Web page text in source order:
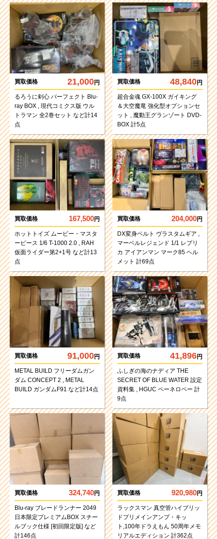
買取価格 21,000円
るろうに剣心 パーフェクト Blu-
ray BOX , 現代コミクス版 ウル
トラマン 全2巻セット など計14
点
買取価格 48,840円
超合金魂 GX-100X ガイキング
＆大空魔竜 強化型オプションセ
ット , 魔動王グランゾート DVD-
BOX 計5点
買取価格 167,500円
ホットトイズ ムービー・マスタ
ーピース 1/6 T-1000 2.0 , RAH
仮面ライダー第2+1号 など計13
点
買取価格 204,000円
DX変身ベルト ヴラスタムギア ,
マーベルレジェンド 1/1 レプリ
カ アイアンマン マーク85 ヘル
メット 計69点
買取価格 91,000円
METAL BUILD フリーダムガン
ダム CONCEPT 2 , METAL
BUILD ガンダムF91 など計14点
買取価格 41,896円
ふしぎの海のナディア THE
SECRET OF BLUE WATER 設定
資料集 , HGUC ペーネロペー 計
9点
買取価格 324,740円
Blu-ray ブレードランナー 2049
日本限定プレミアムBOX スチー
ルブック仕様 [初回限定版] など
計146点
買取価格 920,980円
ラックスマン 真空管ハイブリッ
ドプリメインアンプ・キッ
ト,100年ドラえもん 50周年メモ
リアルエディション 計362点